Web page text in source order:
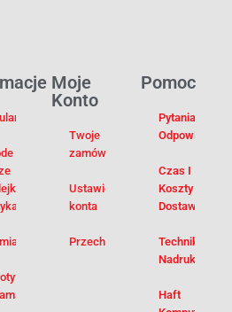
Pomoc
Pytania I
Odpowiedzi
Czas I
Koszty
Dostawy
Techniki
Nadruku
Haft
Moje
Konto
Twoje
zamówienia
Ustawienia
konta
Przechowalnia
–
na
i